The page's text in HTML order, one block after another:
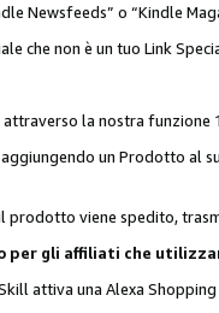
Newsfeeds” o “Kindle
che non è un tuo Link
la nostra funzione
un Prodotto al
viene spedito,
per gli affiliati che
attiva una Alexa